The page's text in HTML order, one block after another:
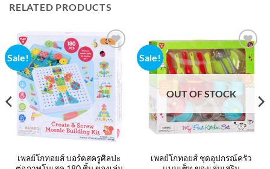
RELATED PRODUCTS
Sale!
Add to
wishlist
เพลย์โกทอยส์ บอร์ดสครูศิลปะ
Sale!
Add to
wishlist
OUT OF STOCK
เพลย์โกทอยส์ ชุดอุปกรณ์ครัว